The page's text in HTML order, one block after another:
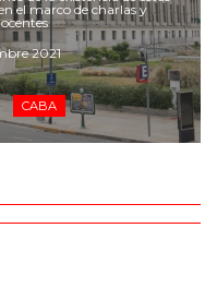
el marco de charlas y
2021
CABA